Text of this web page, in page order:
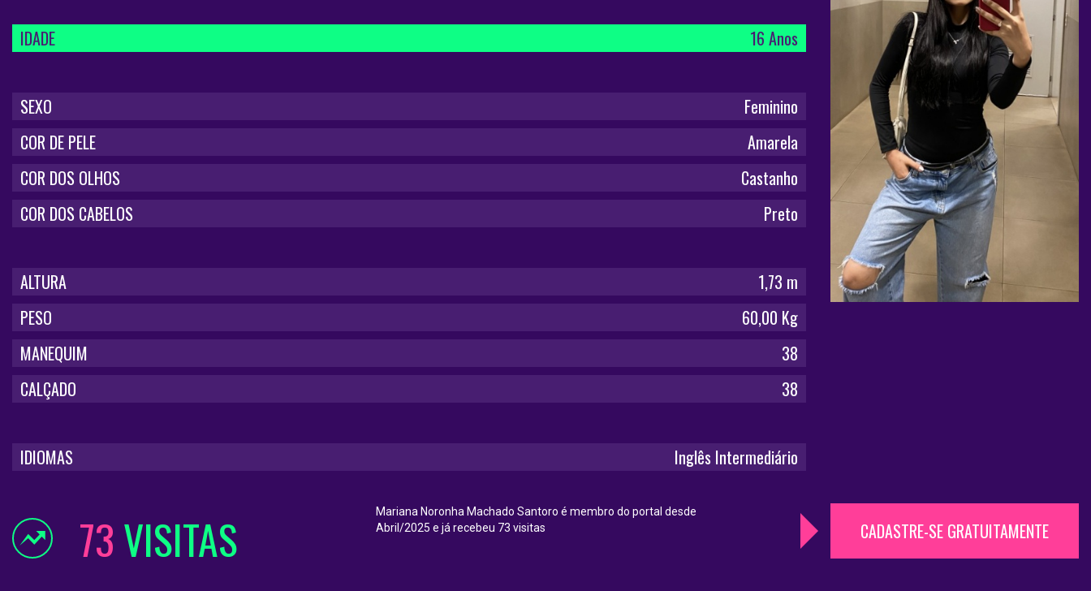
IDADE 16 Anos
SEXO
Feminino
COR DE PELE
Amarela
COR DOS OLHOS
Castanho
COR DOS CABELOS
Preto
ALTURA
1,73 m
PESO
60,00 Kg
MANEQUIM
38
CALÇADO
38
IDIOMAS Inglês Intermediário
73VISITAS
Mariana Noronha Machado Santoro é membro do portal desde
Abril/2025 e já recebeu 73 visitas
CADASTRE-SE GRATUITAMENTE